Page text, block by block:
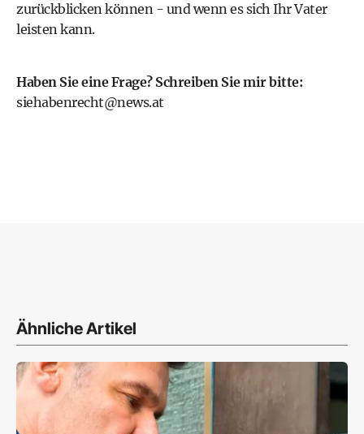
zurückblicken können - und wenn es sich Ihr Vater
leisten kann.
Haben Sie eine Frage? Schreiben Sie mir bitte:
siehabenrecht@news.at
Ähnliche Artikel